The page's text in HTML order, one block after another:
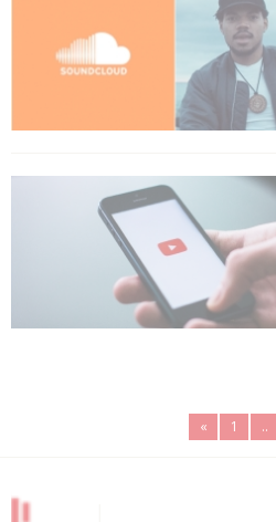
« 1 ..